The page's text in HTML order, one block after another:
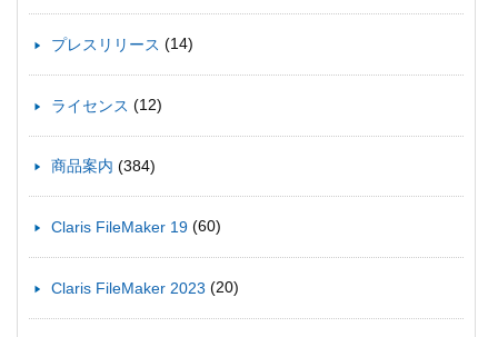
プレスリリース (14)
ライセンス (12)
商品案内 (384)
Claris FileMaker 19 (60)
Claris FileMaker 2023 (20)